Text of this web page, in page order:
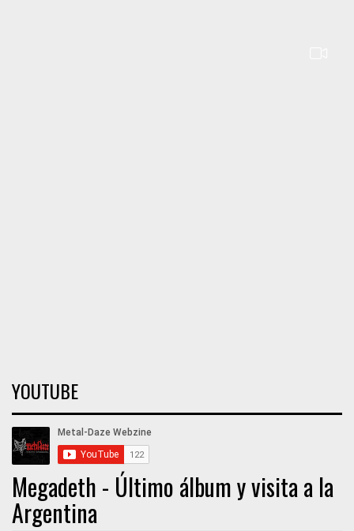
YOUTUBE
Megadeth - Último álbum y visita a la
Argentina